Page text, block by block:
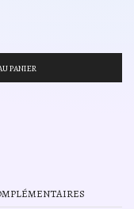
PANIER